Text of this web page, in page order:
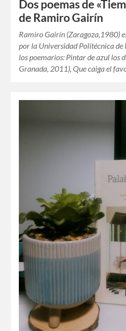
Dos poemas de
de Ramiro Gairín
Ramiro Gairín (Zaragoza,1980)
por la Universidad Politécnica
los poemarios: Pintar de azul los
Granada, 2011), Que caiga el